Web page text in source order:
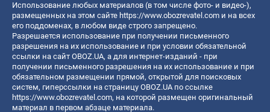
Использование любых материалов (в том числе фото- и видео-),
размещенных на этом сайте https://www.obozrevatel.com и на всех
его поддоменах, в любом виде строго запрещено.
Разрешается использование при получении письменного
разрешения на их использование и при условии обязательной
ссылки на сайт OBOZ.UA, а для интернет-изданий - при
получении письменного разрешения на их использование и при
обязательном размещении прямой, открытой для поисковых
систем, гиперссылки на страницу OBOZ.UA по ссылке
https://www.obozrevatel.com, на которой размещен оригинальный
материал в первом абзаце материала.